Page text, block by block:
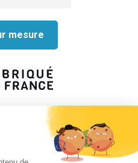
mesure
créatives
sur les réseaux